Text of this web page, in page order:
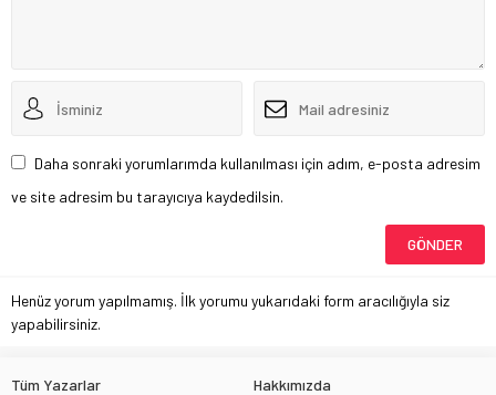
Daha sonraki yorumlarımda kullanılması için adım, e-posta adresim
ve site adresim bu tarayıcıya kaydedilsin.
Henüz yorum yapılmamış. İlk yorumu yukarıdaki form aracılığıyla siz
yapabilirsiniz.
Tüm Yazarlar Hakkımızda